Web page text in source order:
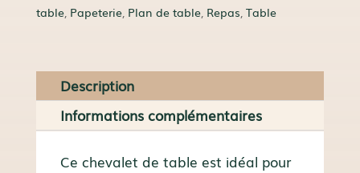
table, Papeterie, Plan de table, Repas, Table
Description
Informations complémentaires
Ce chevalet de table est idéal pour